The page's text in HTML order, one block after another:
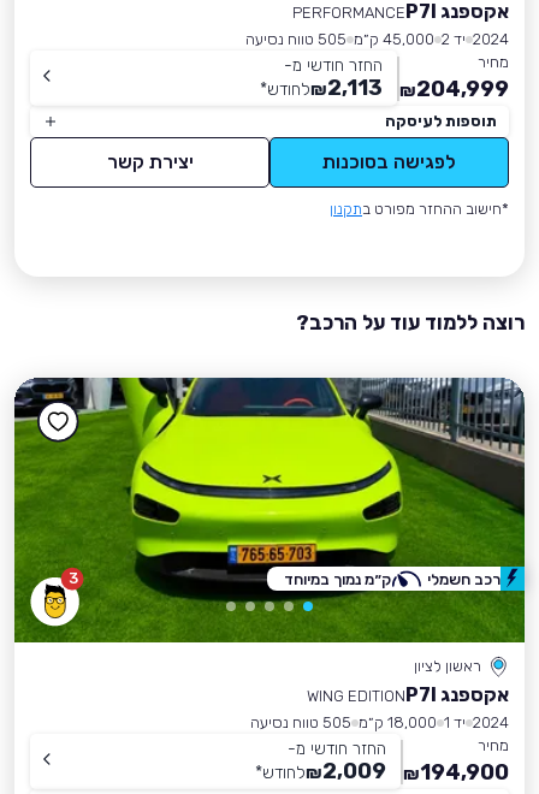
אקספנג P7I
PERFORMANCE
2024 יד 2 45,000 ק״מ
505 טווח נסיעה
מחיר
204,999
₪
החזר חודשי מ-
2,113
₪לחודש*
תוספות לעיסקה
לפגישה בסוכנות יצירת קשר
*חישוב ההחזר מפורט בתקנון
רוצה ללמוד עוד על הרכב?
3
ראשון לציון
אקספנג P7I
WING EDITION
2024 יד 1 18,000 ק״מ
505 טווח נסיעה
מחיר
194,900
₪
החזר חודשי מ-
2,009
₪לחודש*
רכב חשמלי ק״מ נמוך במיוחד